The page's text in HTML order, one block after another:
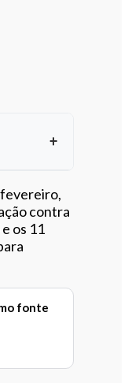
fevereiro,
contra
os 11
fonte